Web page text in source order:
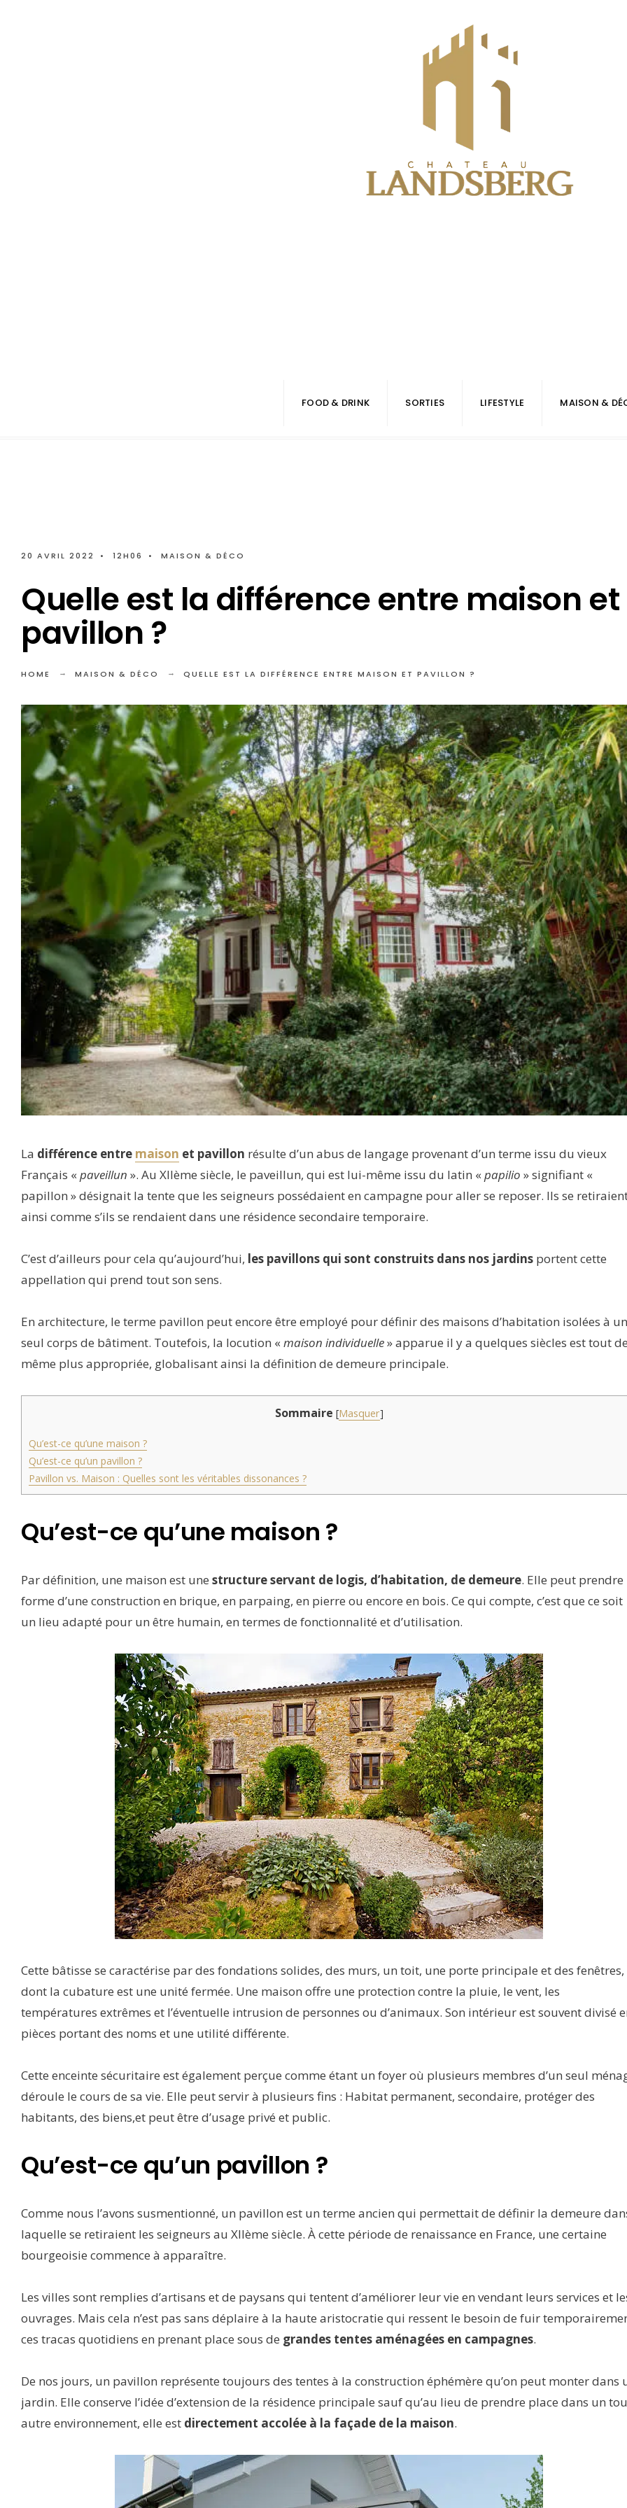
FOOD & DRINK SORTIES LIFESTYLE MAISON &
20 AVRIL 2022 • 12H06 • MAISON & DÉCO
Quelle est la différence entre maison et
pavillon ?
HOME MAISON & DÉCO QUELLE EST LA DIFFÉRENCE ENTRE MAISON ET PAVILLON ?
La différence entre maison et pavillon résulte d’un abus de langage provenant d’un terme issu du vieux
Français « paveillun ». Au XIIème siècle, le paveillun, qui est lui-même issu du latin « papilio » signifiant «
papillon » désignait la tente que les seigneurs possédaient en campagne pour aller se reposer. Ils se
ainsi comme s’ils se rendaient dans une résidence secondaire temporaire.
C’est d’ailleurs pour cela qu’aujourd’hui, les pavillons qui sont construits dans nos jardins portent cette
appellation qui prend tout son sens.
En architecture, le terme pavillon peut encore être employé pour définir des maisons d’habitation isolées à un
seul corps de bâtiment. Toutefois, la locution « maison individuelle» apparue il y a quelques siècles est tout
même plus appropriée, globalisant ainsi la définition de demeure principale.
Sommaire [Masquer]
Qu’est-ce qu’une maison ?
Qu’est-ce qu’un pavillon ?
Pavillon vs. Maison : Quelles sont les véritables dissonances ?
Qu’est-ce qu’une maison ?
Par définition, une maison est une structure servant de logis, d’habitation, de demeure. Elle peut prendre
forme d’une construction en brique, en parpaing, en pierre ou encore en bois. Ce qui compte, c’est que ce soit
un lieu adapté pour un être humain, en termes de fonctionnalité et d’utilisation.
Cette bâtisse se caractérise par des fondations solides, des murs, un toit, une porte principale et des fenêtres,
dont la cubature est une unité fermée. Une maison offre une protection contre la pluie, le vent, les
températures extrêmes et l’éventuelle intrusion de personnes ou d’animaux. Son intérieur est souvent divisé
pièces portant des noms et une utilité différente.
Cette enceinte sécuritaire est également perçue comme étant un foyer où plusieurs membres d’un seul
déroule le cours de sa vie. Elle peut servir à plusieurs fins : Habitat permanent, secondaire, protéger des
habitants, des biens,et peut être d’usage privé et public.
Qu’est-ce qu’un pavillon ?
Comme nous l’avons susmentionné, un pavillon est un terme ancien qui permettait de définir la demeure
laquelle se retiraient les seigneurs au XIIème siècle. À cette période de renaissance en France, une certaine
bourgeoisie commence à apparaître.
Les villes sont remplies d’artisans et de paysans qui tentent d’améliorer leur vie en vendant leurs services et
ouvrages. Mais cela n’est pas sans déplaire à la haute aristocratie qui ressent le besoin de fuir
ces tracas quotidiens en prenant place sous de grandes tentes aménagées en campagnes.
De nos jours, un pavillon représente toujours des tentes à la construction éphémère qu’on peut monter dans
jardin. Elle conserve l’idée d’extension de la résidence principale sauf qu’au lieu de prendre place dans un
autre environnement, elle est directement accolée à la façade de la maison.